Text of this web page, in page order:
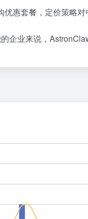
惠套餐，定价策略
企业来说，